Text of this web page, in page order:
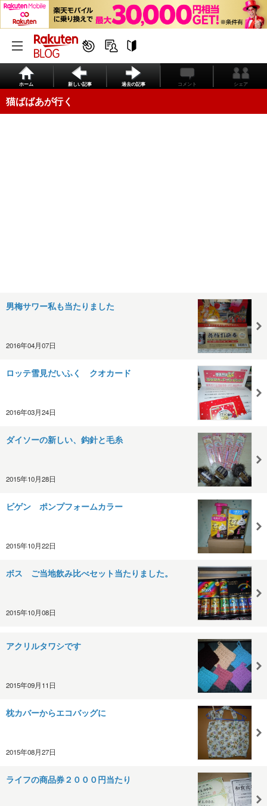
ホーム 新しい記事 過去の記事 コメント シェア
猫ばばあが行く
男梅サワー私も当たりました
2016年04月07日
ロッテ雪見だいふく クオカード
2016年03月24日
ダイソーの新しい、鈎針と毛糸
2015年10月28日
ビゲン ポンプフォームカラー
2015年10月22日
ボス ご当地飲み比べセット当たりました。
2015年10月08日
アクリルタワシです
2015年09月11日
枕カバーからエコバッグに
2015年08月27日
ライフの商品券２０００円当たり